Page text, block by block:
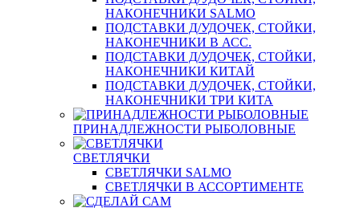
НАКОНЕЧНИКИ SALMO
ПОДСТАВКИ Д/УДОЧЕК, СТОЙКИ,
НАКОНЕЧНИКИ В АСС.
ПОДСТАВКИ Д/УДОЧЕК, СТОЙКИ,
НАКОНЕЧНИКИ КИТАЙ
ПОДСТАВКИ Д/УДОЧЕК, СТОЙКИ,
НАКОНЕЧНИКИ ТРИ КИТА
ПРИНАДЛЕЖНОСТИ РЫБОЛОВНЫЕ
СВЕТЛЯЧКИ
СВЕТЛЯЧКИ SALMO
СВЕТЛЯЧКИ В АССОРТИМЕНТЕ